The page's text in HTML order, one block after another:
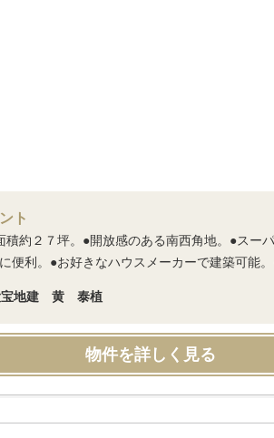
ト
積約２７坪。●開放感のある南西角地。●ス
便利。●お好きなハウスメーカーで建築可能。
宝地建 黄 泰植
物件を詳しく見る